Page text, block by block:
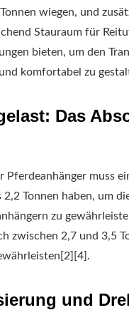
wiegen, und
Stauraum für
bieten, um den
komfortabel zu
Das
Pferdeanhänger muss
2,2 Tonnen haben, um
zu
zwischen 2,7 und 3,5
und